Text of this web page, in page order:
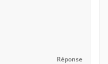
Réponse